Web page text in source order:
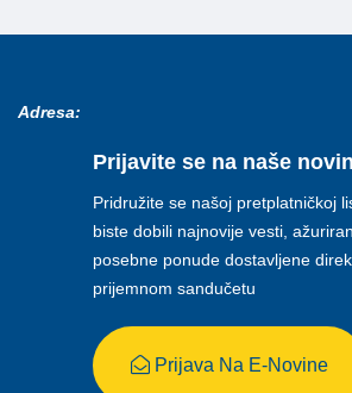
Adresa:
Prijavite se na naše
Pridružite se našoj pretplatničkoj
biste dobili najnovije vesti,
posebne ponude dostavljene
prijemnom sandučetu
Prijava Na E-Novine